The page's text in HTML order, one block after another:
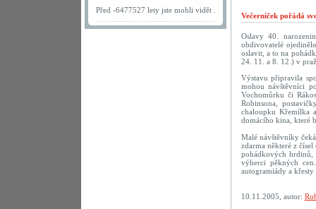
Před -6477527 lety jste mohli vidět .
Večerníček pořádá
Oslavy 40.
obdivovatelé
oslavit, a to na
24. 11. a 8. 12.) v
Výstavu připravila
mohou návštěvníci
Vochomůrku či
Robinsona,
chaloupku Křemílka
domácího kina, které
Malé návštěvníky
zdarma některé z
pohádkových hrdinů,
výherci pěkných
autogramiády a
10.11.2005, autor: